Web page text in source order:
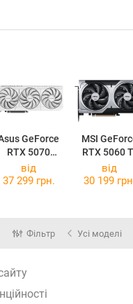
GeForce
RTX 5070
Prime OC White
MSI
RTX 5060
16G
2X OC
від
37 299 грн.
від
30 199
Фільтр Усі моделі